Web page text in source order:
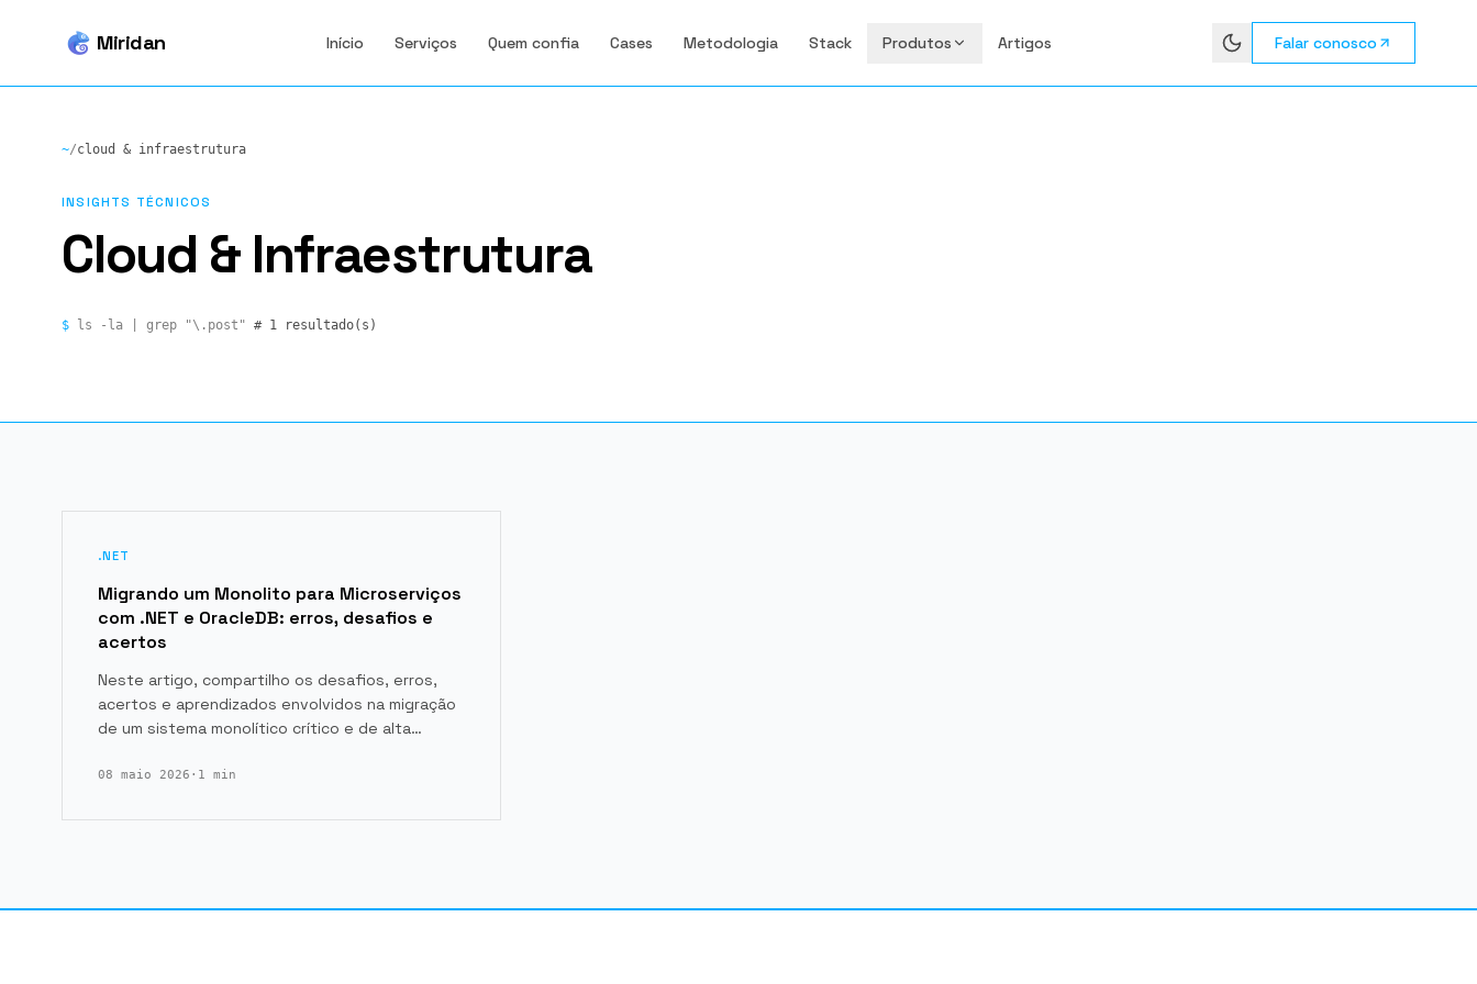
Miridan Início Serviços Quem confia Cases Metodologia Stack Produtos Artigos Falar conosco
~/cloud & infraestrutura
INSIGHTS TÉCNICOS
Cloud & Infraestrutura
$ ls -la | grep "\.post" # 1 resultado(s)
.NET
Migrando um Monolito para Microserviços
com .NET e OracleDB: erros, desafios e
acertos
Neste artigo, compartilho os desafios, erros,
acertos e aprendizados envolvidos na migração
de um sistema monolítico crítico e de alta…
08 maio 2026 · 1 min